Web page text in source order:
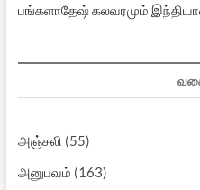
பங்களாதேஷ் கலவரமும்
அஞ்சலி (55)
அனுபவம் (163)